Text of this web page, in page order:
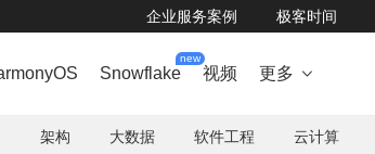
企业服务案例 极客时间
Snowflake
new
视频 更多 
架构 大数据 软件工程 云计算